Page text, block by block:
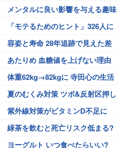
メンタルに良い影響を与える趣味
「モテるためのヒント」326人に
容姿と寿命 28年追跡で見えた差
あたりめ 血糖値を上げない理由
体重62kg→82kgに 寺田心の生活
夏のむくみ対策 ツボ&反射区押し
紫外線対策がビタミンD不足に
緑茶を飲むと死亡リスク低まる?
ヨーグルト いつ食べたらいい?